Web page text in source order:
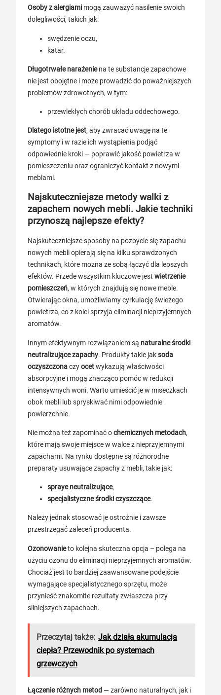
Osoby z alergiami mogą zauważyć nasilenie swoich
dolegliwości, takich jak:
swędzenie oczu,
katar.
Długotrwałe narażeniena te substancje zapachowe
nie jest obojętne i może prowadzić do poważniejszych
problemów zdrowotnych, w tym:
przewlekłych chorób układu oddechowego.
Dlatego istotne jest, aby zwracać uwagę na te
symptomy i w razie ich wystąpienia podjąć
odpowiednie kroki — poprawić jakość powietrza w
pomieszczeniu oraz ograniczyć kontakt z nowymi
meblami.
Najskuteczniejsze metody walki z
zapachem nowych mebli. Jakie techniki
przynoszą najlepsze efekty?
Najskuteczniejsze sposoby na pozbycie się zapachu
nowych mebli opierają się na kilku sprawdzonych
technikach, które można ze sobą łączyć dla lepszych
efektów. Przede wszystkim kluczowe jest wietrzenie
pomieszczeń, w których znajdują się nowe meble.
Otwierając okna, umożliwiamy cyrkulację świeżego
powietrza, co z kolei sprzyja eliminacji nieprzyjemnych
aromatów.
Innym efektywnym rozwiązaniem są naturalne środki
neutralizujące zapachy. Produkty takie jaksoda
oczyszczonaczyocetwykazują właściwości
absorpcyjne i mogą znacząco pomóc w redukcji
intensywnych woni. Warto umieścić je w miseczkach
obok mebli lub spryskiwać nimi odpowiednie
powierzchnie.
Nie można też zapominać ochemicznych metodach,
które mają swoje miejsce w walce z nieprzyjemnymi
zapachami. Na rynku dostępne są różnorodne
preparaty usuwające zapachy z mebli, takie jak:
spraye neutralizujące,
specjalistyczne środki czyszczące.
Należy jednak stosować je ostrożnie i zawsze
przestrzegać zaleceń producenta.
Ozonowanieto kolejna skuteczna opcja – polega na
użyciu ozonu do eliminacji nieprzyjemnych aromatów.
Chociaż jest to bardziej zaawansowane podejście
wymagające specjalistycznego sprzętu, może
przynieść znakomite rezultaty zwłaszcza przy
silniejszych zapachach.
Przeczytaj także: Jak działa akumulacja
ciepła? Przewodnik po systemach
grzewczych
Łączenie różnych metod — zarówno naturalnych, jak i